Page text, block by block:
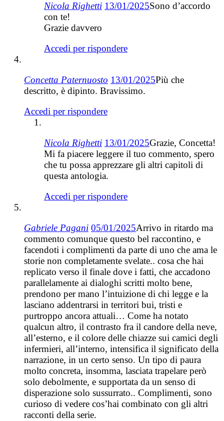
Nicola Righetti 13/01/2025Sono d’accordo
con te!
Grazie davvero
Accedi per rispondere
Concetta Paternuosto 13/01/2025Più che
descritto, è dipinto. Bravissimo.
Accedi per rispondere
Nicola Righetti 13/01/2025Grazie, Concetta!
Mi fa piacere leggere il tuo commento, spero
che tu possa apprezzare gli altri capitoli di
questa antologia.
Accedi per rispondere
Gabriele Pagani 05/01/2025Arrivo in ritardo ma
commento comunque questo bel raccontino, e
facendoti i complimenti da parte di uno che ama le
storie non completamente svelate.. cosa che hai
replicato verso il finale dove i fatti, che accadono
parallelamente ai dialoghi scritti molto bene,
prendono per mano l’intuizione di chi legge e la
lasciano addentrarsi in territori bui, tristi e
purtroppo ancora attuali… Come ha notato
qualcun altro, il contrasto fra il candore della neve,
all’esterno, e il colore delle chiazze sui camici degli
infermieri, all’interno, intensifica il significato della
narrazione, in un certo senso. Un tipo di paura
molto concreta, insomma, lasciata trapelare però
solo debolmente, e supportata da un senso di
disperazione solo sussurrato.. Complimenti, sono
curioso di vedere cos’hai combinato con gli altri
racconti della serie.